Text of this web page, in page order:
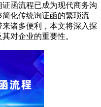
函流程已成为现代商务沟
化传统询证函的繁琐流
诸多便利，本文将深入探
对企业的重要性。